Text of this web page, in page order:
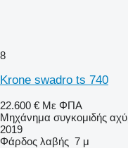
8
Krone swadro ts 740
22.600 € Με ΦΠΑ
Μηχάνημα συγκομιδής
2019
Φάρδος λαβής 7 μ